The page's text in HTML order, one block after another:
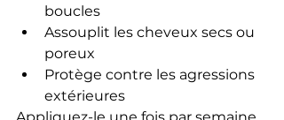
boucles
Assouplit les cheveux secs ou
poreux
Protège contre les agressions
extérieures